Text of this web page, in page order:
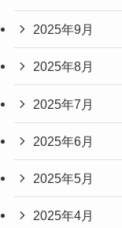
2025年9月
2025年8月
2025年7月
2025年6月
2025年5月
2025年4月